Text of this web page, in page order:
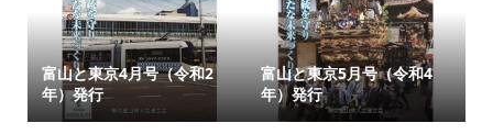
富山と東京4月号（令和2
年）発行
富山と東京5月号（令和4
年）発行